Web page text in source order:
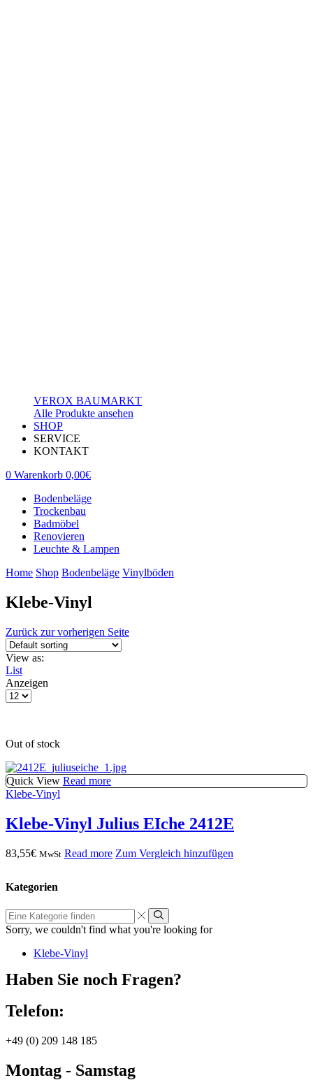
VEROX BAUMARKT
Alle Produkte ansehen
SHOP
SERVICE
KONTAKT
0 Warenkorb 0,00€
Bodenbeläge
Trockenbau
Badmöbel
Renovieren
Leuchte & Lampen
Home Shop Bodenbeläge Vinylböden
Klebe-Vinyl
Zurück zur vorherigen Seite
View as:
List
Anzeigen
Products
Out of stock
Quick View Read more
Klebe-Vinyl
Klebe-Vinyl Julius EIche 2412E
83,55€ MwSt Read more Zum Vergleich hinzufügen
Kategorien
Kategorie
finden
Sorry, we couldn't find what you're looking for
Klebe-Vinyl
Haben Sie noch Fragen?
Telefon:
+49 (0) 209 148 185
Montag - Samstag